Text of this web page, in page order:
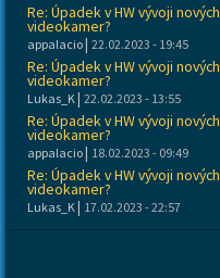
Re: Úpadek v HW vývoji nových
videokamer?
appalacio| 22.02.2023 - 19:45
Re: Úpadek v HW vývoji nových
videokamer?
Lukas_K | 22.02.2023 - 13:55
Re: Úpadek v HW vývoji nových
videokamer?
appalacio| 18.02.2023 - 09:49
Re: Úpadek v HW vývoji nových
videokamer?
Lukas_K | 17.02.2023 - 22:57